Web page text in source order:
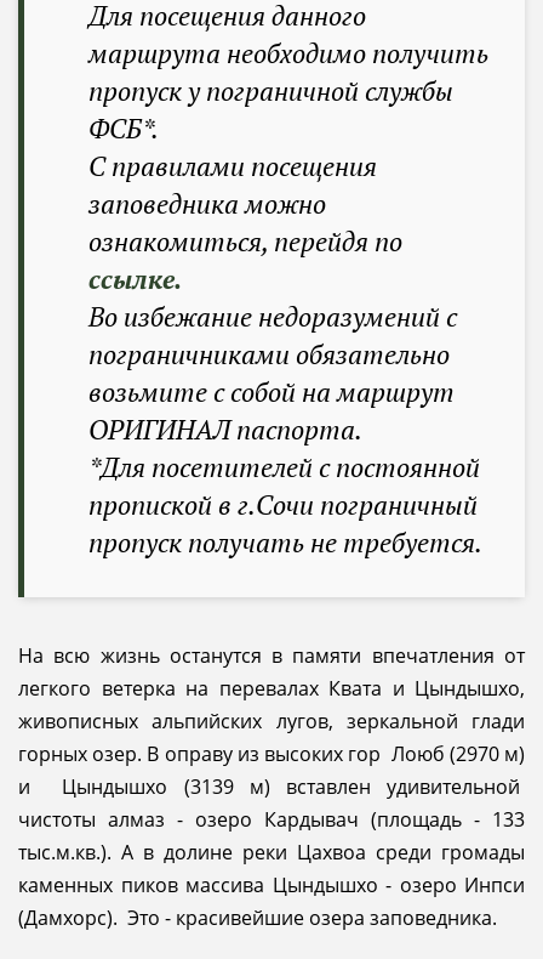
Для посещения данного
маршрута необходимо получить
пропуск у пограничной службы
ФСБ*.
С правилами посещения
заповедника можно
ознакомиться, перейдя по
ссылке.
Во избежание недоразумений с
пограничниками обязательно
возьмите с собой на маршрут
ОРИГИНАЛ паспорта.
*Для посетителей с постоянной
пропиской в г.Сочи пограничный
пропуск получать не требуется.
На всю жизнь останутся в памяти впечатления от
легкого ветерка на перевалах Квата и Цындышхо,
живописных альпийских лугов, зеркальной глади
горных озер. В оправу из высоких гор Лоюб (2970 м)
и Цындышхо (3139 м) вставлен удивительной
чистоты алмаз - озеро Кардывач (площадь - 133
тыс.м.кв.). А в долине реки Цахвоа среди громады
каменных пиков массива Цындышхо - озеро Инпси
(Дамхорс). Это - красивейшие озера заповедника.